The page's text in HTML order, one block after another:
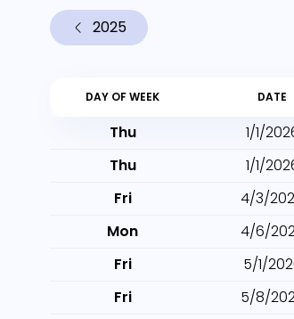
2025
DAY OF WEEK DATE
Thu 1/1/
Thu
1/1/
Fri
4/3/
Mon
4/6/
Fri
5/1/
Fri
5/8/